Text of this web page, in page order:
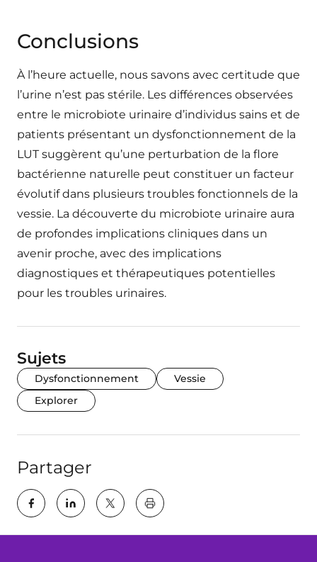
Conclusions
À l’heure actuelle, nous savons avec certitude que
l’urine n’est pas stérile. Les différences observées
entre le microbiote urinaire d’individus sains et de
patients présentant un dysfonctionnement de la
LUT suggèrent qu’une perturbation de la flore
bactérienne naturelle peut constituer un facteur
évolutif dans plusieurs troubles fonctionnels de la
vessie. La découverte du microbiote urinaire aura
de profondes implications cliniques dans un
avenir proche, avec des implications
diagnostiques et thérapeutiques potentielles
pour les troubles urinaires.
Sujets
Dysfonctionnement
Vessie
Explorer
Partager
key:global.print-this-page